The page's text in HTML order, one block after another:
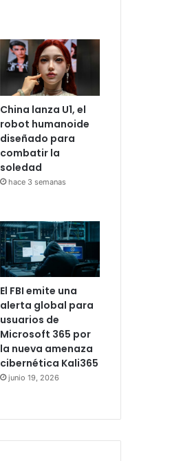
China lanza U1, el
robot humanoide
diseñado para
combatir la
soledad
hace 3 semanas
El FBI emite una
alerta global para
usuarios de
Microsoft 365 por
la nueva amenaza
cibernética Kali365
junio 19, 2026